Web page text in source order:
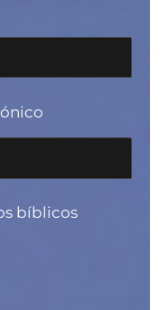
bíblicos